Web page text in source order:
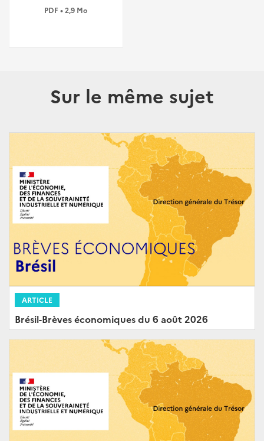
PDF • 2,9 Mo
Sur le même sujet
ARTICLE
Brésil-Brèves économiques du 6 août 2026